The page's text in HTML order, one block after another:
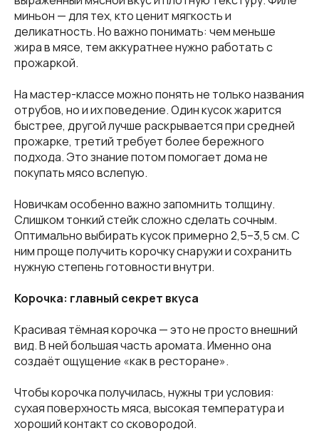
миньон — для тех, кто ценит мягкость и
деликатность. Но важно понимать: чем меньше
жира в мясе, тем аккуратнее нужно работать с
прожаркой.
На мастер-классе можно понять не только названия
отрубов, но и их поведение. Один кусок жарится
быстрее, другой лучше раскрывается при средней
прожарке, третий требует более бережного
подхода. Это знание потом помогает дома не
покупать мясо вслепую.
Новичкам особенно важно запомнить толщину.
Слишком тонкий стейк сложно сделать сочным.
Оптимально выбирать кусок примерно 2,5–3,5 см. С
ним проще получить корочку снаружи и сохранить
нужную степень готовности внутри.
Корочка: главный секрет вкуса
Красивая тёмная корочка — это не просто внешний
вид. В ней большая часть аромата. Именно она
создаёт ощущение «как в ресторане».
Чтобы корочка получилась, нужны три условия:
сухая поверхность мяса, высокая температура и
хороший контакт со сковородой.